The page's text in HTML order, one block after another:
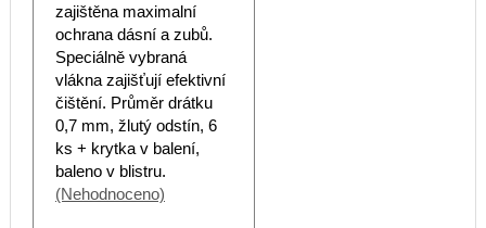
zajištěna maximalní
ochrana dásní a zubů.
Speciálně vybraná
vlákna zajišťují efektivní
čištění. Průměr drátku
0,7 mm, žlutý odstín, 6
ks + krytka v balení,
baleno v blistru.
(Nehodnoceno)